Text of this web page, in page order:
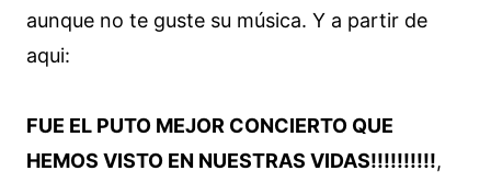
aunque no te guste su música. Y a partir de
aqui:
FUE EL PUTO MEJOR CONCIERTO QUE
HEMOS VISTO EN NUESTRAS VIDAS!!!!!!!!!!,